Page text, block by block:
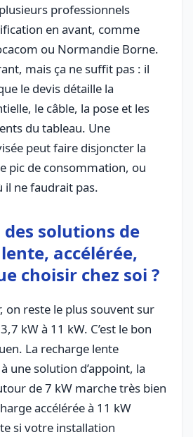
professionnels
en avant, comme
ou Normandie Borne.
mais ça ne suffit pas : il
le devis détaille la
le câble, la pose et les
du tableau. Une
peut faire disjoncter la
pic de consommation, ou
il ne faudrait pas.
solutions de
accélérée,
choisir chez soi ?
on reste le plus souvent sur
kW à 11 kW. C’est le bon
La recharge lente
une solution d’appoint, la
de 7 kW marche très bien
accélérée à 11 kW
si votre installation